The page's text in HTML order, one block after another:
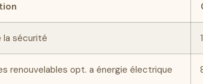
la sécurité
renouvelables opt. a énergie électrique